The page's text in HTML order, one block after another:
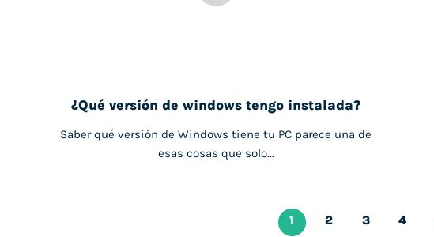
¿Qué versión de windows tengo instalada?
Saber qué versión de Windows tiene tu PC parece una de
esas cosas que solo...
1 2 3 4